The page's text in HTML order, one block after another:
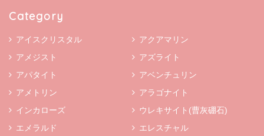
Category
アイスクリスタル
アクアマリン
アメジスト
アズライト
アパタイト
アベンチュリン
アメトリン
アラゴナイト
インカローズ
ウレキサイト(曹灰硼石)
エメラルド
エレスチャル